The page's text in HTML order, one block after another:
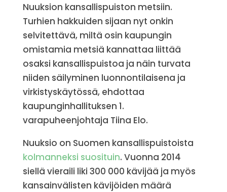
Nuuksion kansallispuiston metsiin.
Turhien hakkuiden sijaan nyt onkin
selvitettävä, miltä osin kaupungin
omistamia metsiä kannattaa liittää
osaksi kansallispuistoa ja näin turvata
niiden säilyminen luonnontilaisena ja
virkistyskäytössä, ehdottaa
kaupunginhallituksen 1.
varapuheenjohtaja Tiina Elo.
Nuuksio on Suomen kansallispuistoista
kolmanneksi suosituin. Vuonna 2014
siellä vieraili liki 300 000 kävijää ja myös
kansainvälisten kävijöiden määrä